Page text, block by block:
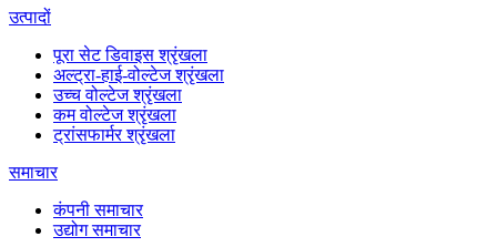
उत्पादों
पूरा सेट डिवाइस श्रृंखला
अल्ट्रा-हाई-वोल्टेज श्रृंखला
उच्च वोल्टेज श्रृंखला
कम वोल्टेज श्रृंखला
ट्रांसफार्मर श्रृंखला
समाचार
कंपनी समाचार
उद्योग समाचार